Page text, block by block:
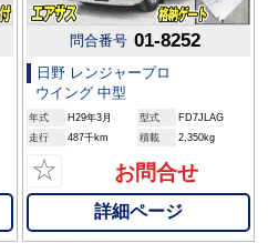
問合番号 01-8252
日野 レンジャープロ
ウイング 中型
年式 H29年3月 型式
FD7JLAG
走行
487千km 積載 2,350kg
☆ お問合せ
詳細ページ